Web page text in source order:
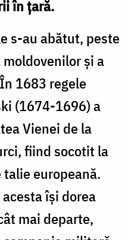
în țară.
s-au abătut, peste
și a
1683 regele
(1674-1696) a
Vienei de la
fiind socotit la
talie europeană.
își dorea
mai departe,